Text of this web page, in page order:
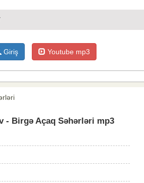
Giriş Youtube mp3
- Birgə Açaq Səhərləri mp3